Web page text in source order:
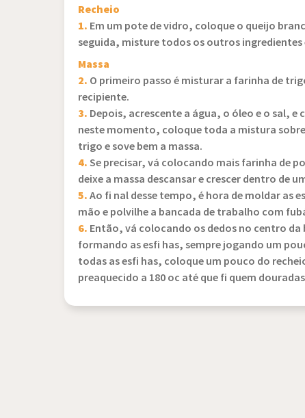
Recheio
1. Em um pote de vidro, coloque o queijo
seguida, misture todos os outros ingredientes
Massa
2. O primeiro passo é misturar a farinha de
recipiente.
3. Depois, acrescente a água, o óleo e o sal,
neste momento, coloque toda a mistura
trigo e sove bem a massa.
4.Se precisar, vá colocando mais farinha de
deixe a massa descansar e crescer dentro de
5.Ao fi nal desse tempo, é hora de moldar as
mão e polvilhe a bancada de trabalho com
6. Então, vá colocando os dedos no centro
formando as esfi has, sempre jogando um
todas as esfi has, coloque um pouco do
preaquecido a 180 oc até que fi quem